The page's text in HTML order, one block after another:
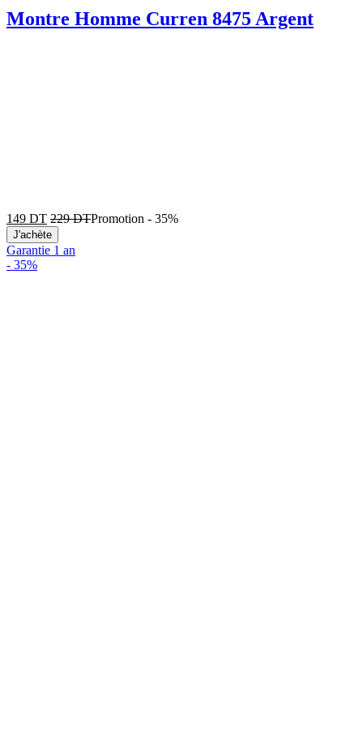
Montre Homme Curren 8475 Argent
149 DT 229DTPromotion - 35%
J'achète
Garantie 1 an
- 35%